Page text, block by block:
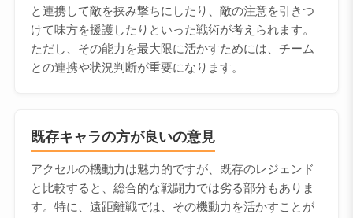
と連携して敵を挟み撃ちにしたり、敵の注意を引きつ
けて味方を援護したりといった戦術が考えられます。
ただし、その能力を最大限に活かすためには、チーム
との連携や状況判断が重要になります。
既存キャラの方が良いの意見
アクセルの機動力は魅力的ですが、既存のレジェンド
と比較すると、総合的な戦闘力では劣る部分もありま
す。特に、遠距離戦では、その機動力を活かすことが